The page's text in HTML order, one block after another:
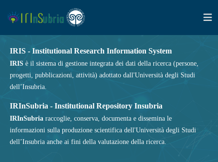
IRIS - Institutional Research Information System
IRIS è il sistema di gestione integrata dei dati della ricerca (persone,
progetti, pubblicazioni, attività) adottato dall'Università degli Studi
dell’Insubria.
IRInSubria - Institutional Repository Insubria
IRInSubria raccoglie, conserva, documenta e dissemina le
informazioni sulla produzione scientifica dell'Università degli Studi
dell’Insubria anche ai fini della valutazione della ricerca.